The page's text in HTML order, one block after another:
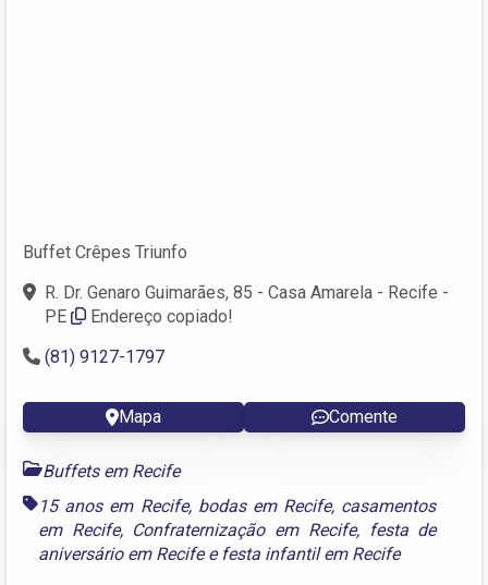
Buffet Crêpes Triunfo
R. Dr. Genaro Guimarães, 85 - Casa Amarela - Recife -
PE
Endereço copiado!
(81) 9127-1797
Mapa Comente
Buffets em Recife
15 anos em Recife, bodas em Recife, casamentos
em Recife, Confraternização em Recife, festa de
aniversário em Recifee festa infantil em Recife